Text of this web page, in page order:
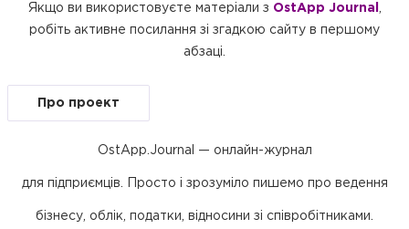
Якщо ви використовуєте матеріали з OstApp Journal ,
робіть активне посилання зі згадкою сайту в першому
абзаці.
Про проект
OstApp.Journal — онлайн-журнал
для підприємців. Просто і зрозуміло пишемо про ведення
бізнесу, облік, податки, відносини зі співробітниками.